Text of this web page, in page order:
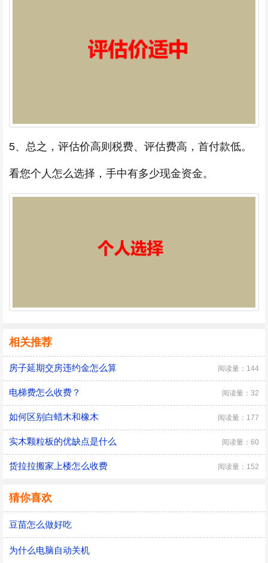
5、总之，评估价高则税费、评估费高，首付款低。
看您个人怎么选择，手中有多少现金资金。
相关推荐
房子延期交房违约金怎么算 阅读量：144
电梯费怎么收费？ 阅读量：32
如何区别白蜡木和橡木 阅读量：177
实木颗粒板的优缺点是什么 阅读量：60
货拉拉搬家上楼怎么收费 阅读量：152
猜你喜欢
豆苗怎么做好吃
为什么电脑自动关机